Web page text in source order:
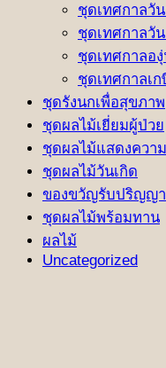
ชุดเทศกาลวั
ชุดเทศกาลวั
ชุดเทศกาลอ
ชุดเทศกาลเ
ชุดรังนกเพื่อสุขภาพ
ชุดผลไม้เยี่ยมผู้ป่วย
ชุดผลไม้แสดงควา
ชุดผลไม้วันเกิด
ของขวัญรับปริญญา
ชุดผลไม้พร้อมทาน
ผลไม้
Uncategorized